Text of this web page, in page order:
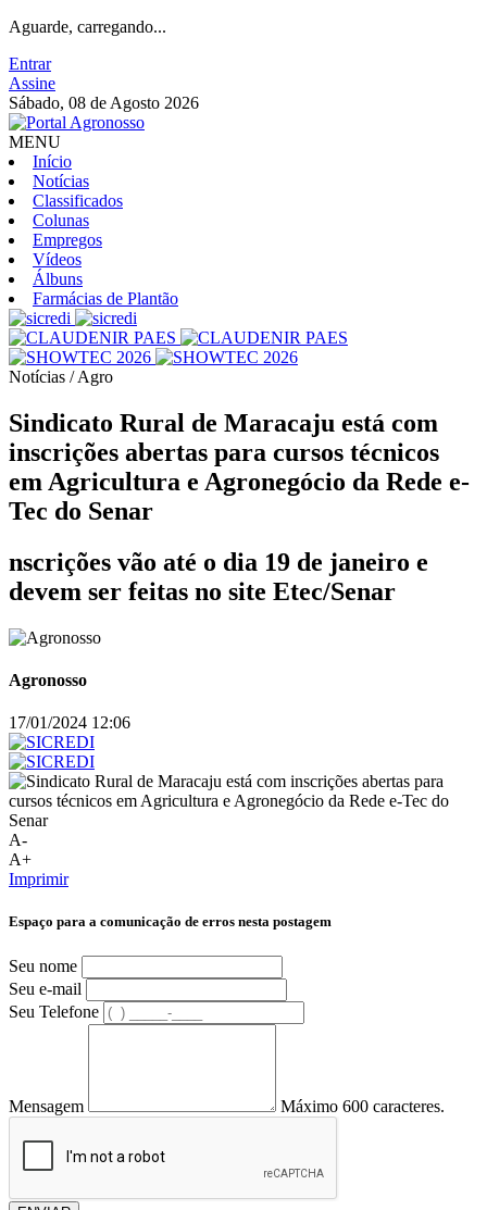
Aguarde, carregando...
Entrar
Assine
Sábado, 08 de Agosto 2026
MENU
Início
Notícias
Classificados
Colunas
Empregos
Vídeos
Álbuns
Farmácias de Plantão
Notícias / Agro
Sindicato Rural de Maracaju está com
inscrições abertas para cursos técnicos
em Agricultura e Agronegócio da Rede e-
Tec do Senar
nscrições vão até o dia 19 de janeiro e
devem ser feitas no site Etec/Senar
Agronosso
17/01/2024 12:06
A-
A+
Imprimir
Espaço para a comunicação de erros nesta postagem
Seu nome
Seu e-mail
Seu Telefone
Mensagem Máximo 600 caracteres.